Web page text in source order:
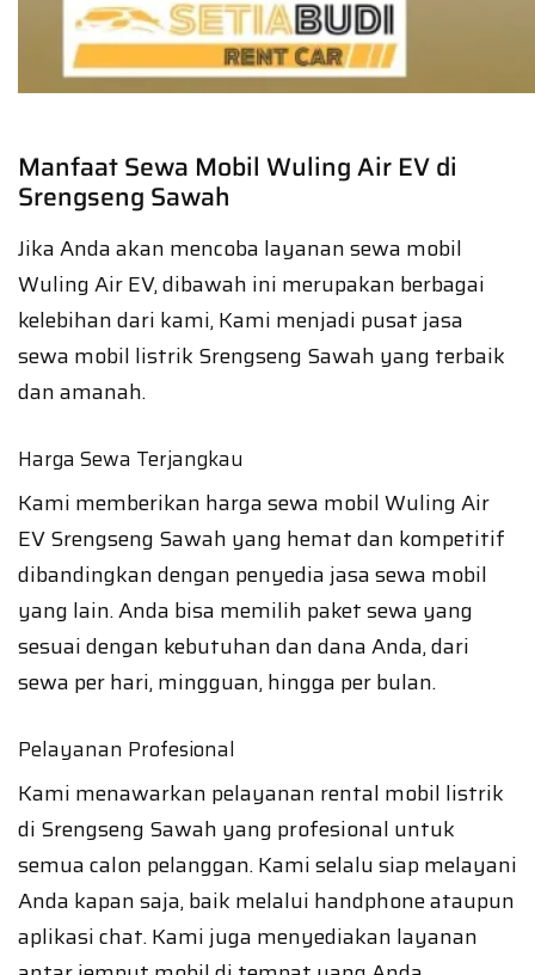
Manfaat Sewa Mobil Wuling Air EV di
Srengseng Sawah
Jika Anda akan mencoba layanan sewa mobil
Wuling Air EV, dibawah ini merupakan berbagai
kelebihan dari kami, Kami menjadi pusat jasa
sewa mobil listrik Srengseng Sawah yang terbaik
dan amanah.
Harga Sewa Terjangkau
Kami memberikan harga sewa mobil Wuling Air
EV Srengseng Sawah yang hemat dan kompetitif
dibandingkan dengan penyedia jasa sewa mobil
yang lain. Anda bisa memilih paket sewa yang
sesuai dengan kebutuhan dan dana Anda, dari
sewa per hari, mingguan, hingga per bulan.
Pelayanan Profesional
Kami menawarkan pelayanan rental mobil listrik
di Srengseng Sawah yang profesional untuk
semua calon pelanggan. Kami selalu siap melayani
Anda kapan saja, baik melalui handphone ataupun
aplikasi chat. Kami juga menyediakan layanan